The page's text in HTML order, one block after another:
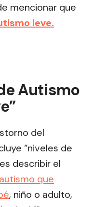
mencionar que
leve.
Autismo
del
“niveles de
describir el
autismo que
, niño o adulto,